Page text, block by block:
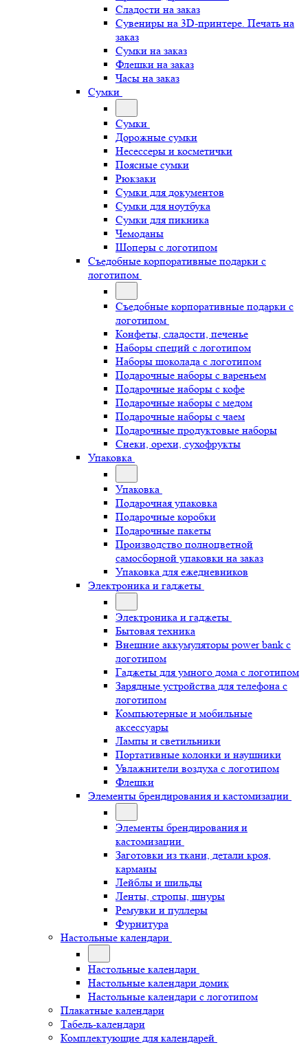
Сладости на заказ
Сувениры на 3D-принтере. Печать на
заказ
Сумки на заказ
Флешки на заказ
Часы на заказ
Сумки
Сумки
Дорожные сумки
Несессеры и косметички
Поясные сумки
Рюкзаки
Сумки для документов
Сумки для ноутбука
Сумки для пикника
Чемоданы
Шоперы с логотипом
Съедобные корпоративные подарки с
логотипом
Съедобные корпоративные подарки с
логотипом
Конфеты, сладости, печенье
Наборы специй с логотипом
Наборы шоколада с логотипом
Подарочные наборы с вареньем
Подарочные наборы с кофе
Подарочные наборы с медом
Подарочные наборы с чаем
Подарочные продуктовые наборы
Снеки, орехи, сухофрукты
Упаковка
Упаковка
Подарочная упаковка
Подарочные коробки
Подарочные пакеты
Производство полноцветной
самосборной упаковки на заказ
Упаковка для ежедневников
Электроника и гаджеты
Электроника и гаджеты
Бытовая техника
Внешние аккумуляторы power bank с
логотипом
Гаджеты для умного дома с логотипом
Зарядные устройства для телефона с
логотипом
Компьютерные и мобильные
аксессуары
Лампы и светильники
Портативные колонки и наушники
Увлажнители воздуха с логотипом
Флешки
Элементы брендирования и кастомизации
Элементы брендирования и
кастомизации
Заготовки из ткани, детали кроя,
карманы
Лейблы и шильды
Ленты, стропы, шнуры
Ремувки и пуллеры
Фурнитура
Настольные календари
Настольные календари
Настольные календари домик
Настольные календари с логотипом
Плакатные календари
Табель-календари
Комплектующие для календарей